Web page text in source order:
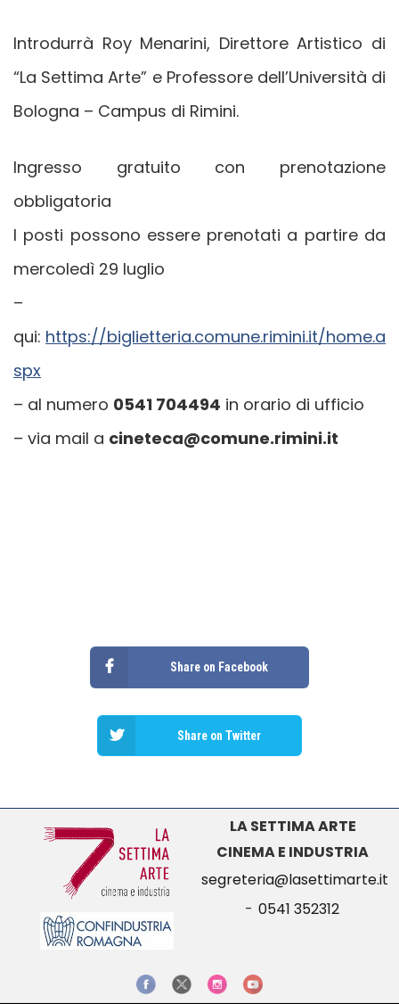
Introdurrà Roy Menarini, Direttore Artistico di
“La Settima Arte” e Professore dell’Università di
Bologna – Campus di Rimini.
Ingresso gratuito con prenotazione
obbligatoria
I posti possono essere prenotati a partire da
mercoledì 29 luglio
–
qui: https://biglietteria.comune.rimini.it/home.a
spx
– al numero 0541 704494 in orario di ufficio
– via mail a cineteca@comune.rimini.it
Share on Facebook
Share on Twitter
LA SETTIMA ARTE
CINEMA E INDUSTRIA
segreteria@lasettimarte.it
- 0541 352312